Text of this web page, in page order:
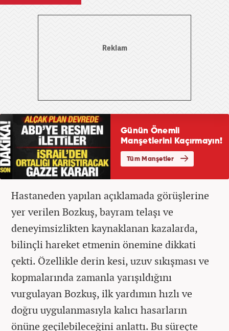
Hastaneden yapılan açıklamada görüşlerine
yer verilen Bozkuş, bayram telaşı ve
deneyimsizlikten kaynaklanan kazalarda,
bilinçli hareket etmenin önemine dikkati
çekti. Özellikle derin kesi, uzuv sıkışması ve
kopmalarında zamanla yarışıldığını
vurgulayan Bozkuş, ilk yardımın hızlı ve
doğru uygulanmasıyla kalıcı hasarların
önüne geçilebileceğini anlattı. Bu süreçte